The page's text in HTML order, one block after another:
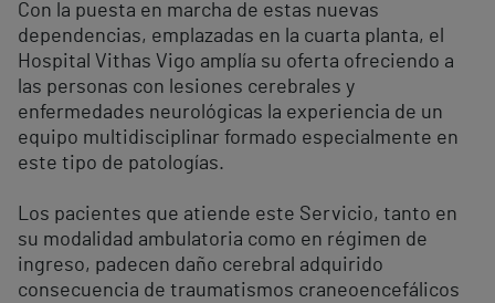
Con la puesta en marcha de estas nuevas
dependencias, emplazadas en la cuarta planta, el
Hospital Vithas Vigo amplía su oferta ofreciendo a
las personas con lesiones cerebrales y
enfermedades neurológicas la experiencia de un
equipo multidisciplinar formado especialmente en
este tipo de patologías.
Los pacientes que atiende este Servicio, tanto en
su modalidad ambulatoria como en régimen de
ingreso, padecen daño cerebral adquirido
consecuencia de traumatismos craneoencefálicos